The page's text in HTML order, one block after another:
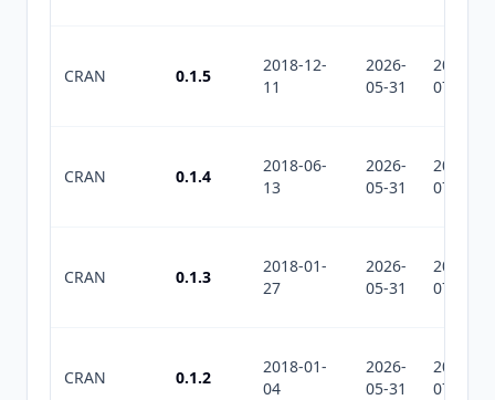
CRAN 0.1.5
2018-12-
11
2026-
05-31
2026-
07-28
CRAN 0.1.4
2018-06-
13
2026-
05-31
2026-
07-28
CRAN 0.1.3
2018-01-
27
2026-
05-31
2026-
07-28
CRAN 0.1.2
2018-01-
04
2026-
05-31
2026-
07-28